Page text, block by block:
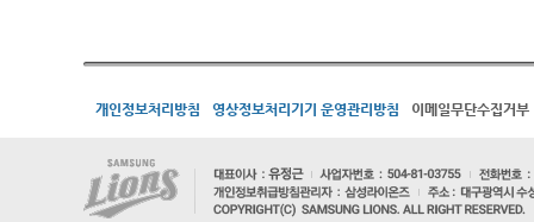
개인정보처리방침 영상정보처리기기 운영관리방침 이메일무단수집거부